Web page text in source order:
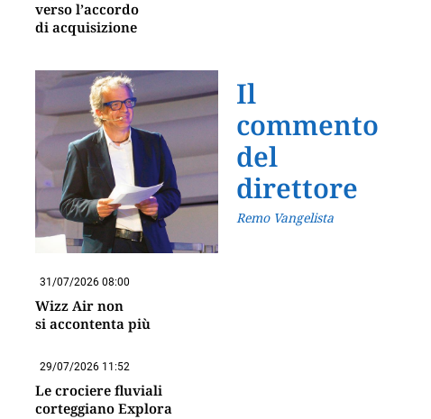
verso l’accordo
di acquisizione
Il
commento
del
direttore
Remo Vangelista
31/07/2026 08:00
Wizz Air non
si accontenta più
29/07/2026 11:52
Le crociere fluviali
corteggiano Explora